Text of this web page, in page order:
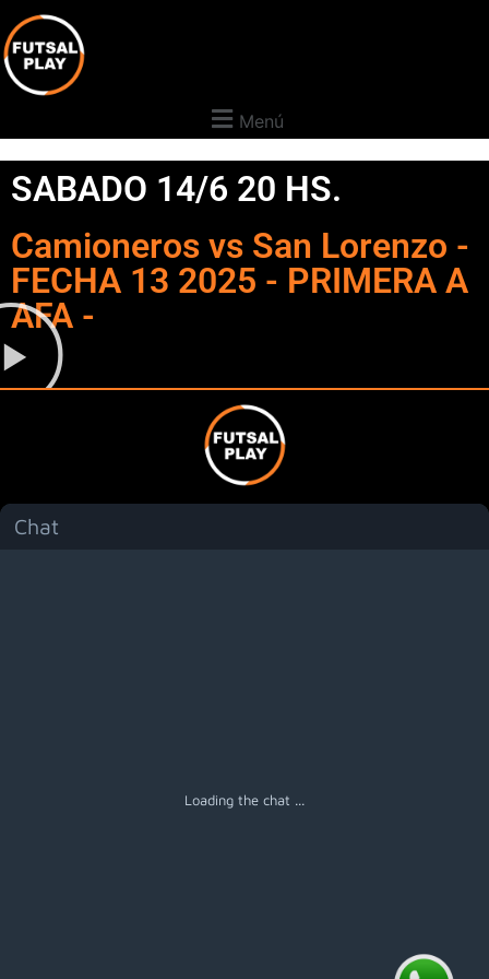
Menú
SABADO 14/6 20 HS.
Camioneros vs San Lorenzo -
FECHA 13 2025 - PRIMERA A
AFA -
Chat
Loading the chat ...